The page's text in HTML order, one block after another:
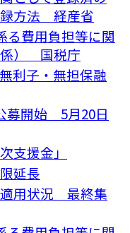
録方法 経産省
費用負担等に関
係） 国税庁
利子・無担保融
募開始 5月20日
支援金」
延長
用状況 最終集